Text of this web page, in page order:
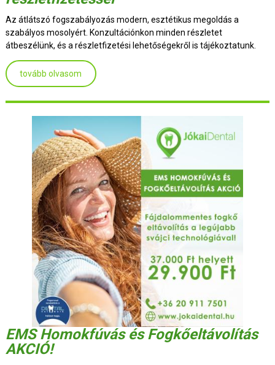
Az átlátszó fogszabályozás modern, esztétikus megoldás a
szabályos mosolyért. Konzultációnkon minden részletet
átbeszélünk, és a részletfizetési lehetőségekről is tájékoztatunk.
tovább olvasom
EMS Homokfúvás és Fogkőeltávolítás
AKCIÓ!